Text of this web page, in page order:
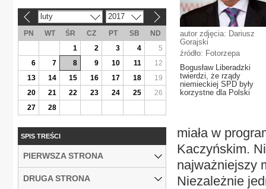
autor zdjęcia: Dariusz
Gorajski
źródło: Fotorzepa
Bogusław Liberadzki
twierdzi, że rządy
niemieckiej SPD były
korzystne dla Polski
miała w
Kaczyńskim.
najważniejszy
Niezależnie
luty 2017
PN WT ŚR CZ PT SB
ND
1
2 3 4
5
6
7 8 9 10 11
12
13
14 15 16 17 18
19
20
21 22 23 24 25
26
27
28
SPIS TREŚCI
PIERWSZA STRONA
DRUGA STRONA